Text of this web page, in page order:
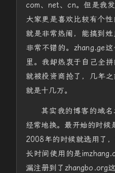
com、net、cn。但是我
大家更是喜欢比较有个
就是非常热闹，能搞到
非常不错的。zhang.ge
里。我却热衷于自己全
就被投资商抢了，几年
就是十几万。
其实我的博客的域
经常地换。最开始的时候
2008年的时候就选用了
长时间使用的是
漏注册到了zhangbo.org